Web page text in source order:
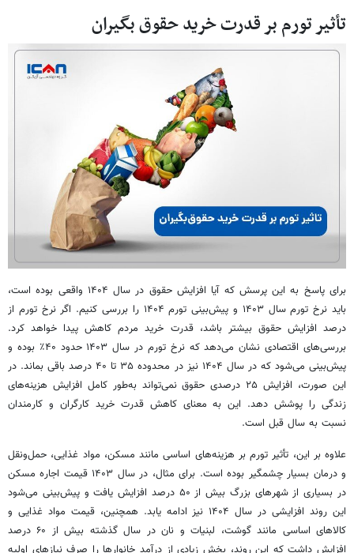
تأثیر تورم بر قدرت خرید حقوق‌ بگیران
برای پاسخ به این پرسش که آیا افزایش حقوق در سال ۱۴۰۴ واقعی بوده است،
باید نرخ تورم سال ۱۴۰۳ و پیش‌بینی تورم ۱۴۰۴ را بررسی کنیم. اگر نرخ تورم از
درصد افزایش حقوق بیشتر باشد، قدرت خرید مردم کاهش پیدا خواهد کرد.
بررسی‌های اقتصادی نشان می‌دهد که نرخ تورم در سال ۱۴۰۳ حدود ۴۰٪ بوده و
پیش‌بینی می‌شود که در سال ۱۴۰۴ نیز در محدوده ۳۵ تا ۴۰ درصد باقی بماند. در
این صورت، افزایش ۲۵ درصدی حقوق نمی‌تواند به‌طور کامل افزایش هزینه‌های
زندگی را پوشش دهد. این به معنای کاهش قدرت خرید کارگران و کارمندان
نسبت به سال قبل است.
علاوه بر این، تأثیر تورم بر هزینه‌های اساسی مانند مسکن، مواد غذایی، حمل‌ونقل
و درمان بسیار چشمگیر بوده است. برای مثال، در سال ۱۴۰۳ قیمت اجاره مسکن
در بسیاری از شهرهای بزرگ بیش از ۵۰ درصد افزایش یافت و پیش‌بینی می‌شود
این روند افزایشی در سال ۱۴۰۴ نیز ادامه یابد. همچنین، قیمت مواد غذایی و
کالاهای اساسی مانند گوشت، لبنیات و نان در سال گذشته بیش از ۶۰ درصد